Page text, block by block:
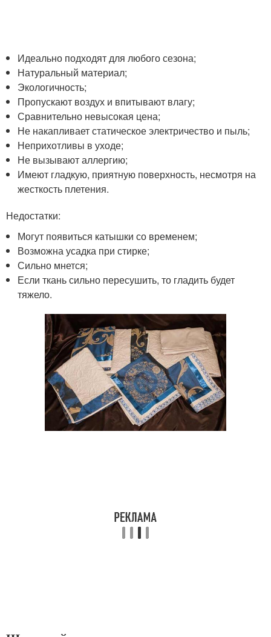
Идеально подходят для любого сезона;
Натуральный материал;
Экологичность;
Пропускают воздух и впитывают влагу;
Сравнительно невысокая цена;
Не накапливает статическое электричество и пыль;
Неприхотливы в уходе;
Не вызывают аллергию;
Имеют гладкую, приятную поверхность, несмотря на
жесткость плетения.
Недостатки:
Могут появиться катышки со временем;
Возможна усадка при стирке;
Сильно мнется;
Если ткань сильно пересушить, то гладить будет
тяжело.